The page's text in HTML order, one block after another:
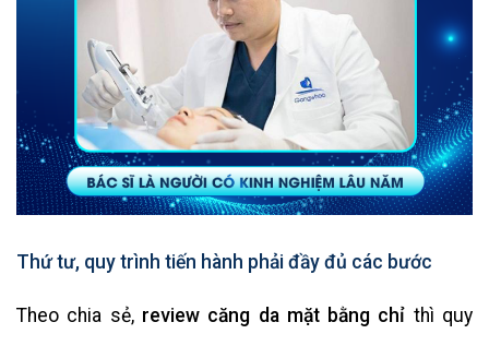
Thứ tư, quy trình tiến hành phải đầy đủ các bước
Theo chia sẻ, review căng da mặt bằng chỉ thì quy